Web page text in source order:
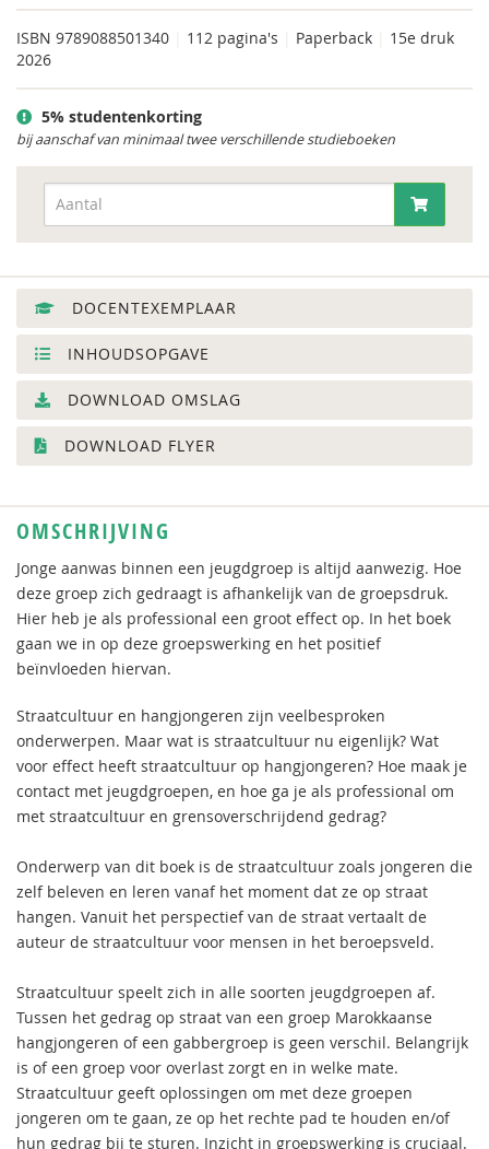
ISBN 9789088501340 112 pagina's Paperback
15e druk
2026
5% studentenkorting
bij aanschaf van minimaal twee verschillende studieboeken
DOCENTEXEMPLAAR
INHOUDSOPGAVE
DOWNLOAD OMSLAG
DOWNLOAD FLYER
OMSCHRIJVING
Jonge aanwas binnen een jeugdgroep is altijd aanwezig. Hoe
deze groep zich gedraagt is afhankelijk van de groepsdruk.
Hier heb je als professional een groot effect op. In het boek
gaan we in op deze groepswerking en het positief
beïnvloeden hiervan.
Straatcultuur en hangjongeren zijn veelbesproken
onderwerpen. Maar wat is straatcultuur nu eigenlijk? Wat
voor effect heeft straatcultuur op hangjongeren? Hoe maak je
contact met jeugdgroepen, en hoe ga je als professional om
met straatcultuur en grensoverschrijdend gedrag?
Onderwerp van dit boek is de straatcultuur zoals jongeren die
zelf beleven en leren vanaf het moment dat ze op straat
hangen. Vanuit het perspectief van de straat vertaalt de
auteur de straatcultuur voor mensen in het beroepsveld.
Straatcultuur speelt zich in alle soorten jeugdgroepen af.
Tussen het gedrag op straat van een groep Marokkaanse
hangjongeren of een gabbergroep is geen verschil. Belangrijk
is of een groep voor overlast zorgt en in welke mate.
Straatcultuur geeft oplossingen om met deze groepen
jongeren om te gaan, ze op het rechte pad te houden en/of
hun gedrag bij te sturen. Inzicht in groepswerking is cruciaal.